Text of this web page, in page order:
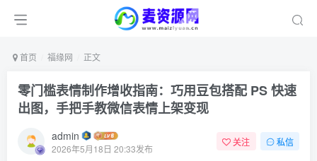
首页 福缘网 正文
零门槛表情制作增收指南：巧用豆包搭配 PS 快速
出图，手把手教微信表情上架变现
admin
2026年5月18日 20:33发布
关注 私信